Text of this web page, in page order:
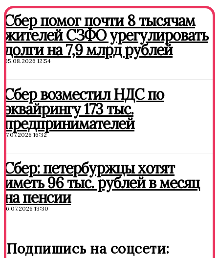
Сбер помог почти 8 тысячам
жителей СЗФО урегулировать
долги на 7,9 млрд рублей
05.08.2026 12:54
Сбер возместил НДС по
эквайрингу 173 тыс.
предпринимателей
17.07.2026 16:32
Сбер: петербуржцы хотят
иметь 96 тыс. рублей в месяц
на пенсии
16.07.2026 13:30
Подпишись на соцсети: